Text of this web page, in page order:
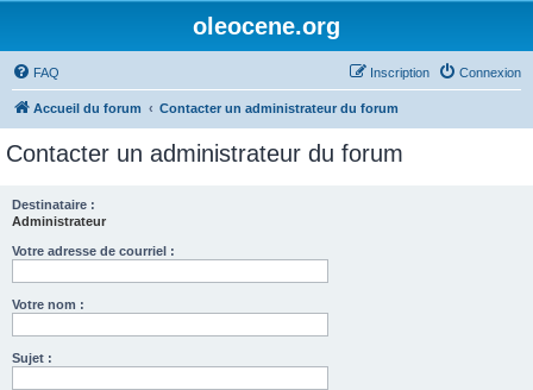
oleocene.org
FAQ Connexion
Inscription
Accueil du forum Contacter un administrateur du forum
Contacter un administrateur du forum
Destinataire :
Administrateur
Votre adresse de courriel :
Votre nom :
Sujet :